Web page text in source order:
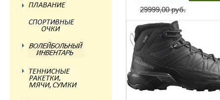
29999,00 руб.